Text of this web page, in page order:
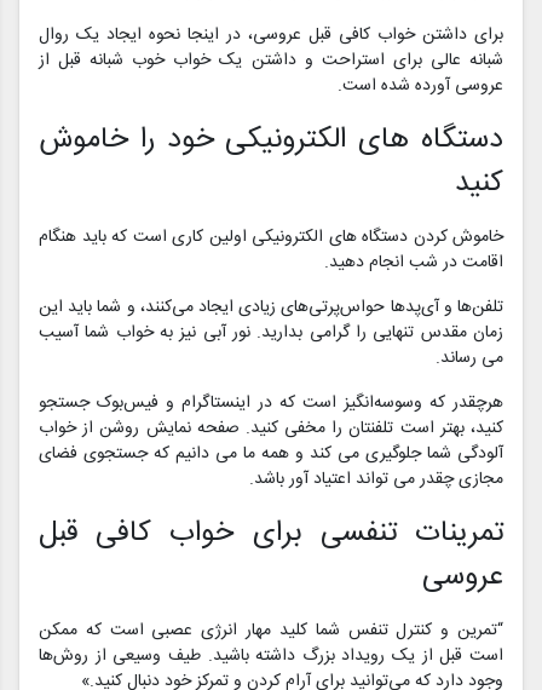
برای داشتن خواب کافی قبل عروسی، در اینجا نحوه ایجاد یک روال
شبانه عالی برای استراحت و داشتن یک خواب خوب شبانه قبل از
عروسی آورده شده است.
دستگاه های الکترونیکی خود را خاموش
کنید
خاموش کردن دستگاه های الکترونیکی اولین کاری است که باید هنگام
اقامت در شب انجام دهید.
تلفن‌ها و آی‌پدها حواس‌پرتی‌های زیادی ایجاد می‌کنند، و شما باید این
زمان مقدس تنهایی را گرامی بدارید. نور آبی نیز به خواب شما آسیب
می رساند.
هرچقدر که وسوسه‌انگیز است که در اینستاگرام و فیس‌بوک جستجو
کنید، بهتر است تلفنتان را مخفی کنید. صفحه نمایش روشن از خواب
آلودگی شما جلوگیری می کند و همه ما می دانیم که جستجوی فضای
مجازی چقدر می تواند اعتیاد آور باشد.
تمرینات تنفسی برای خواب کافی قبل
عروسی
“تمرین و کنترل تنفس شما کلید مهار انرژی عصبی است که ممکن
است قبل از یک رویداد بزرگ داشته باشید. طیف وسیعی از روش‌ها
وجود دارد که می‌توانید برای آرام کردن و تمرکز خود دنبال کنید.»